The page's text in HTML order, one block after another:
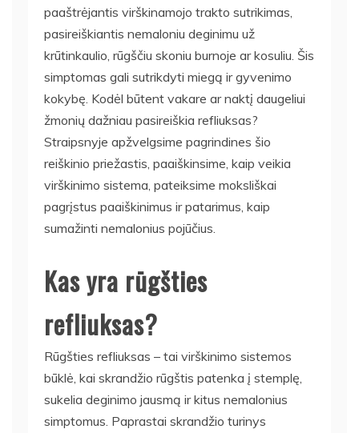
paaštrėjantis virškinamojo trakto sutrikimas,
pasireiškiantis nemaloniu deginimu už
krūtinkaulio, rūgščiu skoniu burnoje ar kosuliu. Šis
simptomas gali sutrikdyti miegą ir gyvenimo
kokybę. Kodėl būtent vakare ar naktį daugeliui
žmonių dažniau pasireiškia refliuksas?
Straipsnyje apžvelgsime pagrindines šio
reiškinio priežastis, paaiškinsime, kaip veikia
virškinimo sistema, pateiksime moksliškai
pagrįstus paaiškinimus ir patarimus, kaip
sumažinti nemalonius pojūčius.
Kas yra rūgšties
refliuksas?
Rūgšties refliuksas – tai virškinimo sistemos
būklė, kai skrandžio rūgštis patenka į stemplę,
sukelia deginimo jausmą ir kitus nemalonius
simptomus. Paprastai skrandžio turinys